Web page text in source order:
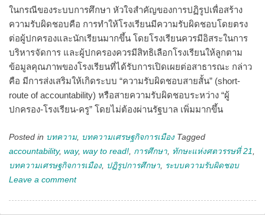
ในกรณีของระบบการศึกษา หัวใจสำคัญของการปฏิรูปเพื่อสร้าง
ความรับผิดชอบคือ การทำให้โรงเรียนมีความรับผิดชอบโดยตรง
ต่อผู้ปกครองและนักเรียนมากขึ้น โดยโรงเรียนควรมีอิสระในการ
บริหารจัดการ และผู้ปกครองควรมีสิทธิเลือกโรงเรียนให้ลูกตาม
ข้อมูลคุณภาพของโรงเรียนที่ได้รับการเปิดเผยต่อสาธารณะ กล่าว
คือ มีการส่งเสริมให้เกิดระบบ “ความรับผิดชอบสายสั้น” (short-
route of accountability) หรือสายความรับผิดชอบระหว่าง “ผู้
ปกครอง-โรงเรียน-ครู” โดยไม่ต้องผ่านรัฐบาล เพิ่มมากขึ้น
Posted in บทความ, บทความเศรษฐกิจการเมือง Tagged
accountability, way, way to read! การศึกษา ทักษะแห่งศตวรรษที่ 21
บทความเศรษฐกิจการเมือง
ปฏิรูปการศึกษา
ระบบความรับผิดชอบ
Leave a comment